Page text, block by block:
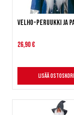
Velho-peruukki ja
26,90 €
Lisää